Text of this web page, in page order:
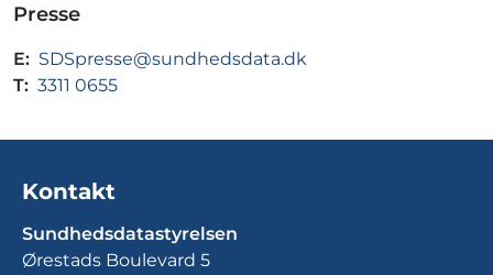
Presse
E: SDSpresse@sundhedsdata.dk
T: 3311 0655
Kontakt
Sundhedsdatastyrelsen
Ørestads Boulevard 5